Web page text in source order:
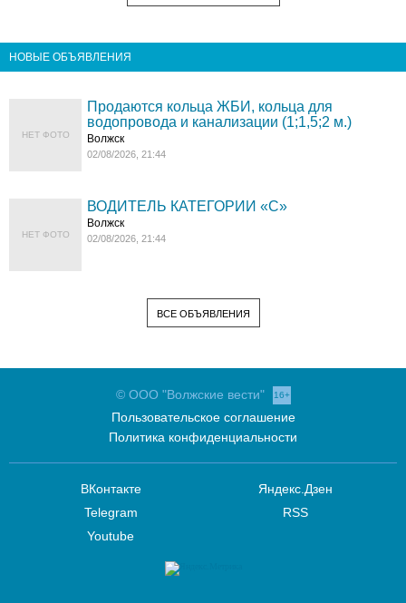
НОВЫЕ ОБЪЯВЛЕНИЯ
НЕТ ФОТО
Продаются кольца ЖБИ, кольца для
водопровода и канализации (1;1,5;2 м.)
Волжск
02/08/2026, 21:44
НЕТ ФОТО
ВОДИТЕЛЬ КАТЕГОРИИ «C»
Волжск
02/08/2026, 21:44
ВСЕ ОБЪЯВЛЕНИЯ
© ООО "Волжские вести" 16+
Пользовательское соглашение
Политика конфиденциальности
ВКонтакте
Telegram
Youtube
Яндекс.Дзен
RSS